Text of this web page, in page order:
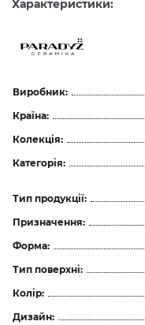
Характеристики:
Виробник:
Країна:
Колекція:
Категорія:
Тип продукції:
Призначення:
Форма:
Тип поверхні:
Колір:
Дизайн: